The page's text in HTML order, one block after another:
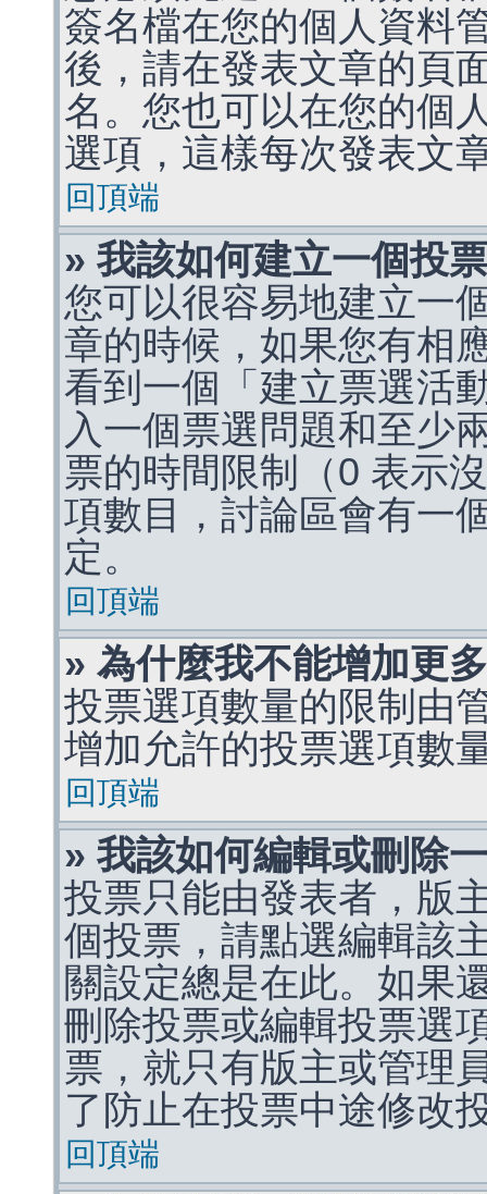
簽名檔在您的個人資料
後，請在發表文章的頁
名。您也可以在您的個
選項，這樣每次發表文
回頂端
» 我該如何建立一個投
您可以很容易地建立一
章的時候，如果您有相
看到一個「建立票選活
入一個票選問題和至少
票的時間限制（0 表示
項數目，討論區會有一
定。
回頂端
» 為什麼我不能增加更
投票選項數量的限制由
增加允許的投票選項數
回頂端
» 我該如何編輯或刪除
投票只能由發表者，版
個投票，請點選編輯該
關設定總是在此。如果
刪除投票或編輯投票選
票，就只有版主或管理
了防止在投票中途修改
回頂端